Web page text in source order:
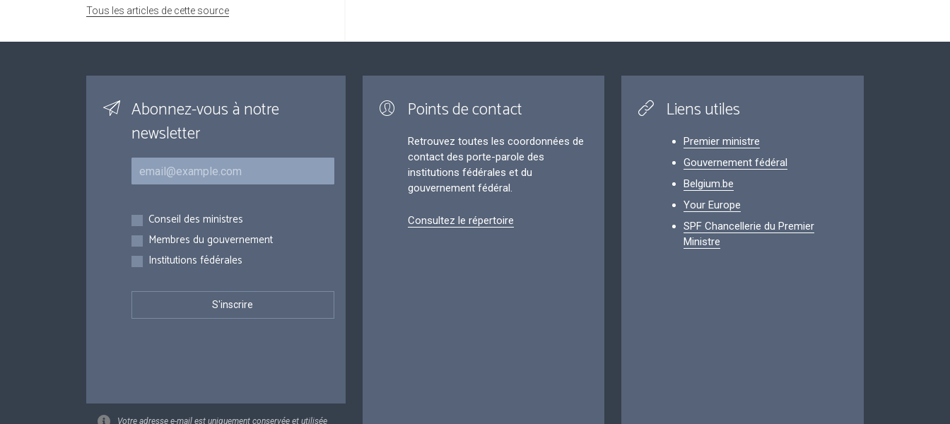
Tous les articles de cette source
Abonnez-vous à notre
newsletter
Courriel
Inscriptions
Conseil des ministres
Membres du gouvernement
Institutions fédérales
Votre adresse e-mail est uniquement conservée et utilisée
Points de contact
Retrouvez toutes les coordonnées de
contact des porte-parole des
institutions fédérales et du
gouvernement fédéral.
Consultez le répertoire
Liens utiles
Premier ministre
Gouvernement fédéral
Belgium.be
Your Europe
SPF Chancellerie du Premier
Ministre